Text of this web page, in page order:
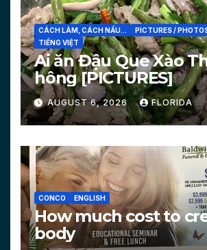
CÁCH LÀM, CÁCH NẤU...
PICTURES /
TIẾNG VIỆT
Ai ăn Đậu Que Xào
hông [PICTURES]
AUGUST 6, 2026 FLORIDA
CONCO ENGLISH
How much cost to
body